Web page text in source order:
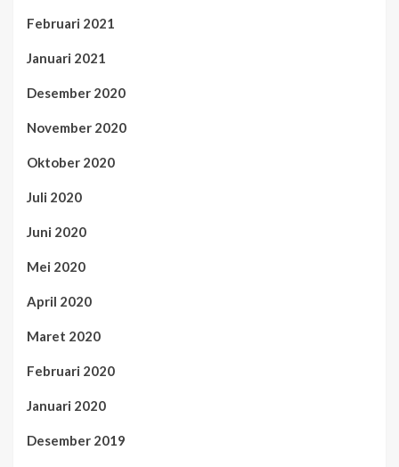
Februari 2021
Januari 2021
Desember 2020
November 2020
Oktober 2020
Juli 2020
Juni 2020
Mei 2020
April 2020
Maret 2020
Februari 2020
Januari 2020
Desember 2019